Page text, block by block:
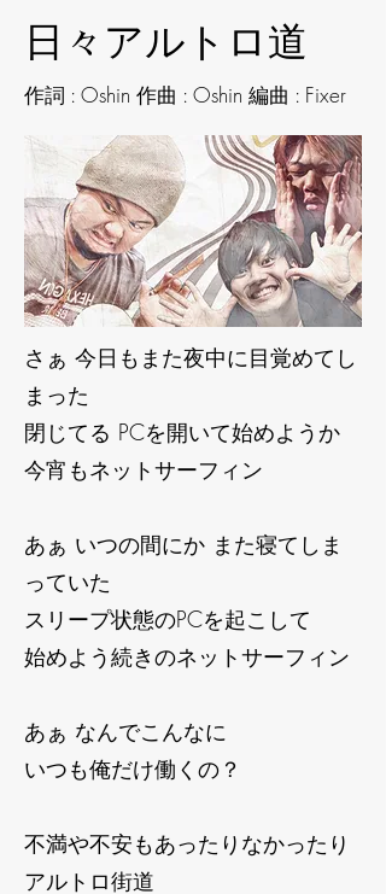
日々アルトロ道
作詞 : Oshin 作曲 : Oshin 編曲 : Fixer
さぁ 今日もまた夜中に目覚めてし
まった
閉じてる PCを開いて始めようか
今宵もネットサーフィン
あぁ いつの間にか また寝てしま
っていた
スリープ状態のPCを起こして
始めよう続きのネットサーフィン
あぁ なんでこんなに
いつも俺だけ働くの？
不満や不安もあったりなかったり
アルトロ街道